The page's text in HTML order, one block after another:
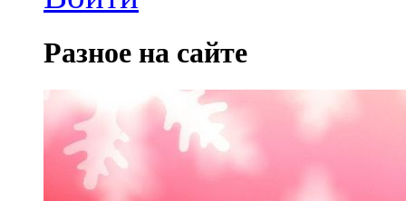
Разное на сайте